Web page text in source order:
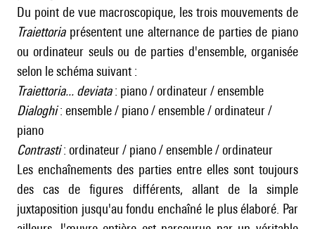
Du point de vue macroscopique, les trois mouvements de
Traiettoriaprésentent une alternance de parties de piano
ou ordinateur seuls ou de parties d'ensemble, organisée
selon le schéma suivant :
Traiettoria... deviata: piano / ordinateur / ensemble
Dialoghi: ensemble / piano / ensemble / ordinateur /
piano
Contrasti: ordinateur / piano / ensemble / ordinateur
Les enchaînements des parties entre elles sont toujours
des cas de figures différents, allant de la simple
juxtaposition jusqu'au fondu enchaîné le plus élaboré. Par